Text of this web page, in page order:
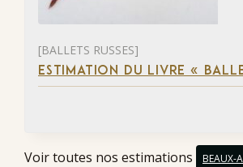
[BALLETS RUSSES]
ESTIMATION DU LIVRE «
Voir toutes nos estimations BEAUX-